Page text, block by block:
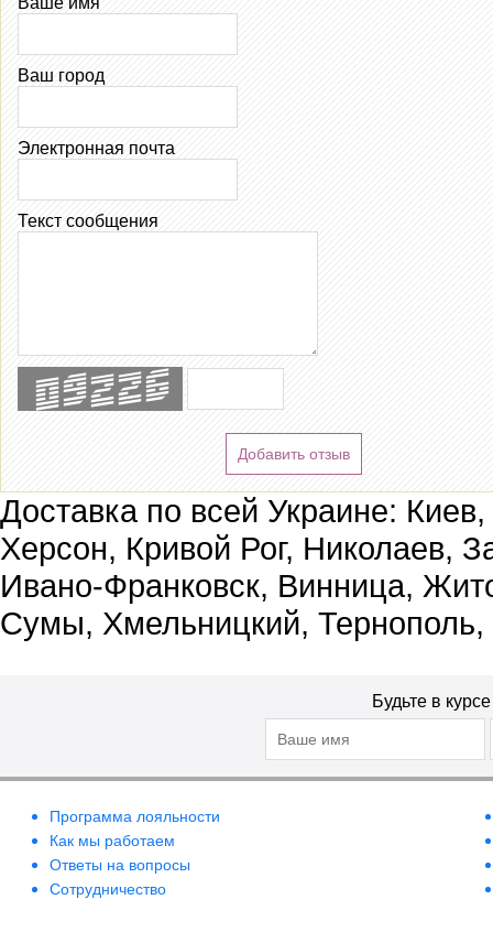
Ваш город
Электронная почта
Текст сообщения
Добавить отзыв
Доставка по всей Украине:
Херсон, Кривой Рог, Николаев,
Ивано-Франковск, Винница,
Сумы, Хмельницкий, Тернополь,
Будьте в
Программа лояльности
Как мы работаем
Ответы на вопросы
Сотрудничество